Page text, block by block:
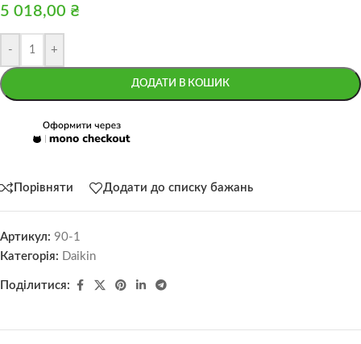
5 018,00 ₴
- +
ДОДАТИ В КОШИК
Порівняти Додати до списку бажань
Артикул: 90-1
Категорія:
Daikin
Поділитися: